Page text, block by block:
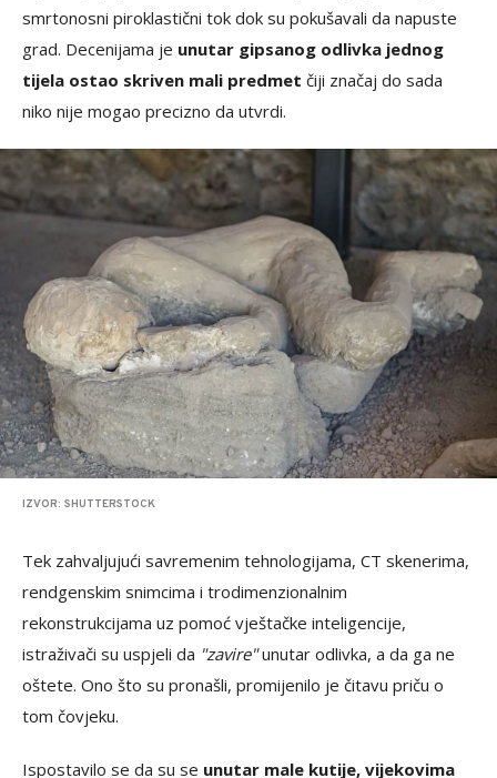
smrtonosni piroklastični tok dok su pokušavali da napuste
grad. Decenijama je unutar gipsanog odlivka jednog
tijela ostao skriven mali predmet čiji značaj do sada
niko nije mogao precizno da utvrdi.
IZVOR: SHUTTERSTOCK
Tek zahvaljujući savremenim tehnologijama, CT skenerima,
rendgenskim snimcima i trodimenzionalnim
rekonstrukcijama uz pomoć vještačke inteligencije,
istraživači su uspjeli da "zavire"unutar odlivka, a da ga ne
oštete. Ono što su pronašli, promijenilo je čitavu priču o
tom čovjeku.
Ispostavilo se da su se unutar male kutije, vijekovima